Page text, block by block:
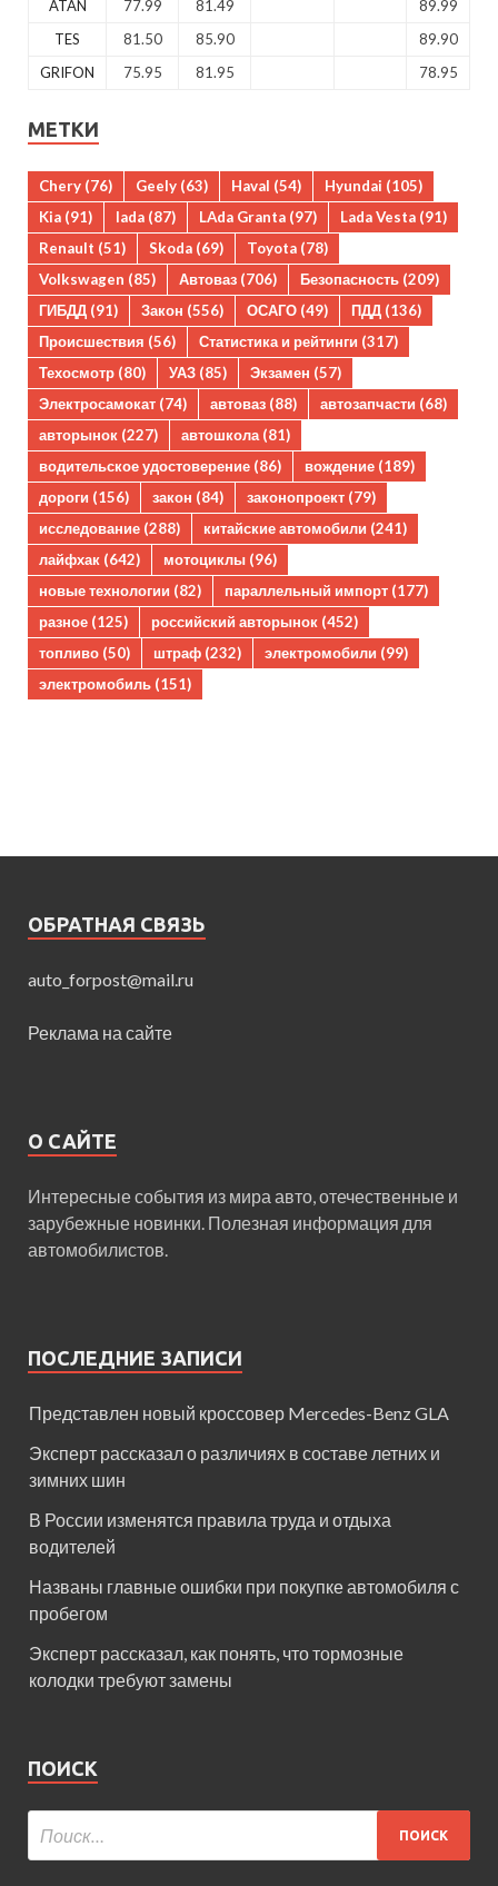
ATAN 77.99 81.49
89.99
TES
81.50 85.90
89.90
GRIFON
75.95 81.95 78.95
МЕТКИ
Chery (76) Geely (63) Haval (54) Hyundai (105)
Kia (91) lada (87) LAda Granta (97) Lada Vesta (91)
Renault (51) Skoda (69) Toyota (78)
Volkswagen (85) Автоваз (706) Безопасность (209)
ГИБДД (91) Закон (556) ОСАГО (49) ПДД (136)
Происшествия (56) Статистика и рейтинги (317)
Техосмотр (80) УАЗ (85) Экзамен (57)
Электросамокат (74) автоваз (88) автозапчасти (68)
авторынок (227) автошкола(81)
водительское удостоверение (86) вождение (189)
дороги (156) закон (84) законопроект (79)
исследование (288) китайские автомобили (241)
лайфхак (642) мотоциклы (96)
новые технологии (82) параллельный импорт (177)
разное (125) российский авторынок (452)
топливо (50) штраф (232) электромобили (99)
электромобиль (151)
ОБРАТНАЯ СВЯЗЬ
auto_forpost@mail.ru
Реклама на сайте
О САЙТЕ
Интересные события из мира авто, отечественные и
зарубежные новинки. Полезная информация для
автомобилистов.
ПОСЛЕДНИЕ ЗАПИСИ
Представлен новый кроссовер Mercedes-Benz GLA
Эксперт рассказал о различиях в составе летних и
зимних шин
В России изменятся правила труда и отдыха
водителей
Названы главные ошибки при покупке автомобиля с
пробегом
Эксперт рассказал, как понять, что тормозные
колодки требуют замены
ПОИСК